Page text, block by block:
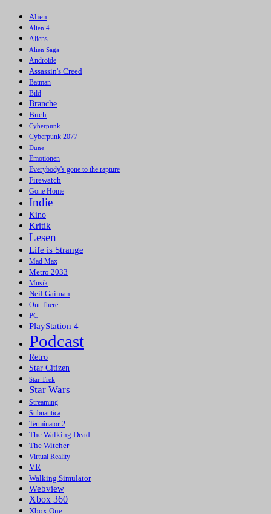
Alien
Alien 4
Aliens
Alien Saga
Androide
Assassin's Creed
Batman
Bild
Branche
Buch
Cyberpunk
Cyberpunk 2077
Dune
Emotionen
Everybody's gone to the rapture
Firewatch
Gone Home
Indie
Kino
Kritik
Lesen
Life is Strange
Mad Max
Metro 2033
Musik
Neil Gaiman
Out There
PC
PlayStation 4
Podcast
Retro
Star Citizen
Star Trek
Star Wars
Streaming
Subnautica
Terminator 2
The Walking Dead
The Witcher
Virtual Reality
VR
Walking Simulator
Webview
Xbox 360
Xbox One